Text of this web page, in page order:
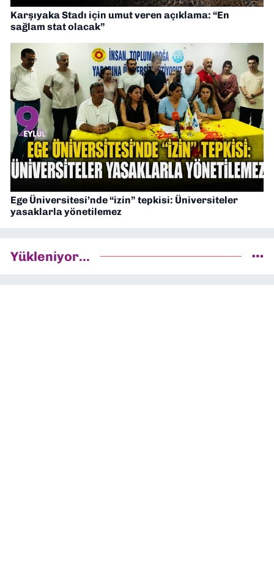
Karşıyaka Stadı için umut veren açıklama: “En
sağlam stat olacak”
Ege Üniversitesi’nde “izin” tepkisi: Üniversiteler
yasaklarla yönetilemez
Yükleniyor...